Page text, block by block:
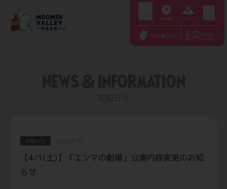
お知らせ
【4/1(土)】「エンマの劇場」公演内容変更のお知
らせ